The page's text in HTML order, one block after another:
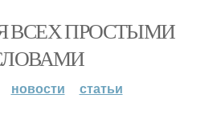
ВСЕХ ПРОСТЫМИ
новости статьи